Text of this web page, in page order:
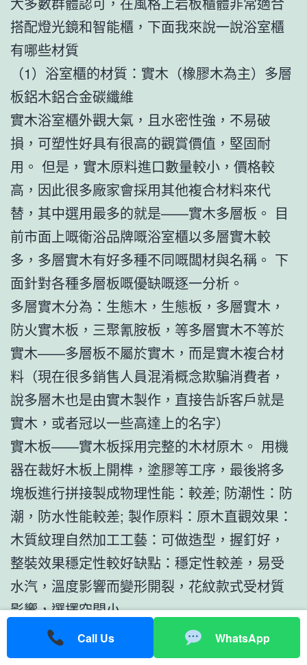
搭配燈光鏡和智能櫃，下面我來說一說浴室櫃
有哪些材質
（1）浴室櫃的材質：實木（橡膠木為主）多層
板鋁木鋁合金碳纖維
實木浴室櫃外觀大氣，且水密性強，不易破
損，可塑性好具有很高的觀賞價值，堅固耐
用。 但是，實木原料進口數量較小，價格較
高，因此很多廠家會採用其他複合材料來代
替，其中選用最多的就是——實木多層板。 目
前市面上嘅衛浴品牌嘅浴室櫃以多層實木較
多，多層實木有好多種不同嘅闆材與名稱。 下
面針對各種多層板嘅優缺嘅逐一分析。
多層實木分為：生態木，生態板，多層實木，
防火實木板，三聚氰胺板，等多層實木不等於
實木——多層板不屬於實木，而是實木複合材
料（現在很多銷售人員混淆概念欺騙消費者，
說多層木也是由實木製作，直接告訴客戶就是
實木，或者冠以一些高達上的名字）
實木板——實木板採用完整的木材原木。 用機
器在裁好木板上開榫，塗膠等工序，最後將多
塊板進行拼接製成物理性能：較差; 防潮性：防
潮，防水性能較差; 製作原料：原木直觀效果：
木質紋理自然加工工藝：可做造型，握釘好，
整裝效果穩定性較好缺點：穩定性較差，易受
水汽，溫度影響而變形開裂，花紋款式受材質
影響，選擇空間小
密度板分為低密度，中密度，高密度。 纖維密
度板是將木板，樹枝等物體放在水中浸泡後打
Call Us WhatsApp